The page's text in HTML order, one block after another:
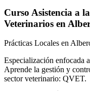
Curso Asistencia a
Veterinarios en
Prácticas Locales en
Especialización enfocada
Aprende la gestión y
sector veterinario: QVET.